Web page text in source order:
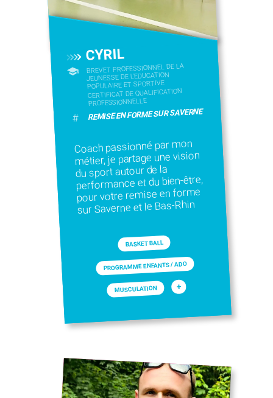
CYRIL
BREVET PROFESSIONNEL DE LA
JEUNESSE DE L'EDUCATION
POPULAIRE ET SPORTIVE
CERTIFICAT DE QUALIFICATION
PROFESSIONNELLE
# REMISE EN FORME SUR SAVERNE
Coach passionné par mon
métier, je partage une vision
du sport autour de la
performance et du bien-être,
pour votre remise en forme
sur Saverne et le Bas-Rhin
BASKET BALL
PROGRAMME ENFANTS / ADO
MUSCULATION +